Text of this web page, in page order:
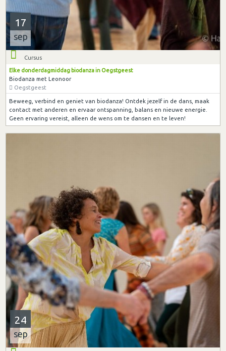
17
sep
Cursus
Elke donderdagmiddag biodanza in Oegstgeest
Biodanza met Leonoor
Oegstgeest
Beweeg, verbind en geniet van biodanza! Ontdek jezelf in de dans, maak
contact met anderen en ervaar ontspanning, balans en nieuwe energie.
Geen ervaring vereist, alleen de wens om te dansen en te leven!
24
sep